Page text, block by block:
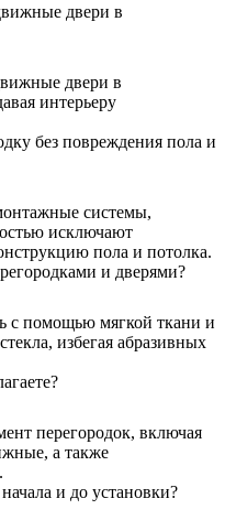
двери в
двери в
интерьеру
без повреждения пола и
системы,
исключают
пола и потолка.
и дверями?
с помощью мягкой ткани и
избегая абразивных
перегородок, включая
а также
и до установки?